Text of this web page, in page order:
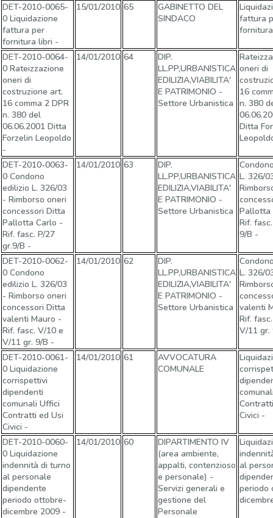
DET-2010-0065-
0 Liquidazione
fattura per
fornitura libri -
15/01/2010 65
GABINETTO DEL
SINDACO
fattura
DET-2010-0064-
0 Rateizzazione
oneri di
costruzione art.
16 comma 2 DPR
n. 380 del
06.06.2001 Ditta
Forzelin Leopoldo
-
14/01/2010 64
DIP.
LL.PP,URBANISTICA
EDILIZIA,VIABILITA'
E PATRIMONIO -
Settore Urbanistica
oneri di
16
n. 380
Ditta
DET-2010-0063-
0 Condono
edilizio L. 326/03
- Rimborso oneri
concessori Ditta
Pallotta Carlo -
Rif. fasc. P/27
gr.9/B -
14/01/2010 63
DIP.
LL.PP,URBANISTICA
EDILIZIA,VIABILITA'
E PATRIMONIO -
Settore Urbanistica
L. 326/
Pallotta
Rif.
9/B -
DET-2010-0062-
0 Condono
edilizio L. 326/03
- Rimborso oneri
concessori Ditta
valenti Mauro -
Rif. fasc. V/10 e
V/11 gr. 9/B -
14/01/2010 62
DIP.
LL.PP,URBANISTICA
EDILIZIA,VIABILITA'
E PATRIMONIO -
Settore Urbanistica
L. 326/
valenti
Rif.
V/11 gr.
DET-2010-0061-
0 Liquidazione
corrispettivi
dipendenti
comunali Uffici
Contratti ed Usi
Civici -
14/01/2010 61
AVVOCATURA
COMUNALE
Civici -
DET-2010-0060-
0 Liquidazione
indennità di turno
al personale
dipendente
periodo ottobre-
dicembre 2009 -
14/01/2010 60
DIPARTIMENTO IV
(area ambiente,
appalti, contenzioso
e personale) -
Servizi generali e
gestione del
Personale
al
periodo